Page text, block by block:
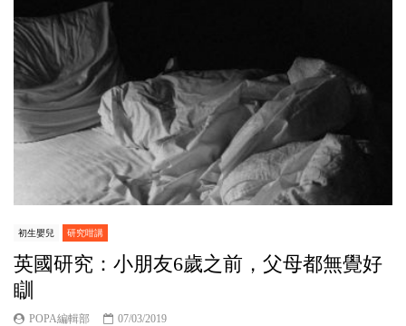
初生嬰兒 研究咁講
英國研究：小朋友6歲之前，父母都無覺好
瞓
POPA編輯部 07/03/2019